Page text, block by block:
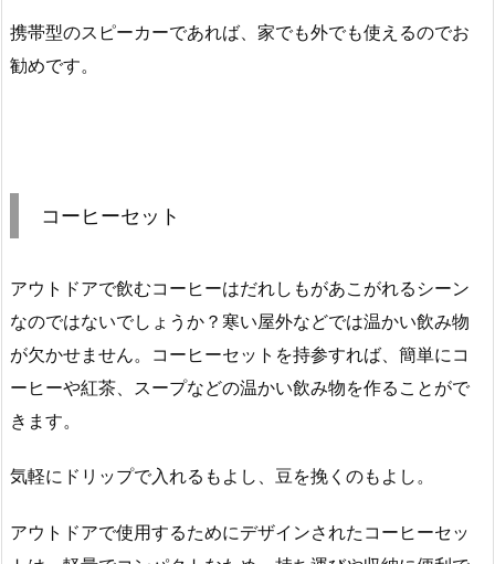
携帯型のスピーカーであれば、家でも外でも使えるのでお
勧めです。
コーヒーセット
アウトドアで飲むコーヒーはだれしもがあこがれるシーン
なのではないでしょうか？寒い屋外などでは温かい飲み物
が欠かせません。コーヒーセットを持参すれば、簡単にコ
ーヒーや紅茶、スープなどの温かい飲み物を作ることがで
きます。
気軽にドリップで入れるもよし、豆を挽くのもよし。
アウトドアで使用するためにデザインされたコーヒーセッ